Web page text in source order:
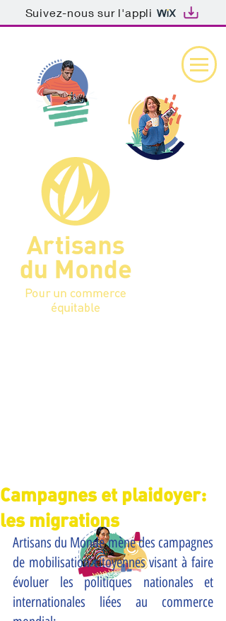
Suivez-nous sur l'appli
Campagnes et plaidoyer:
les migrations
Artisans du Monde mène des campagnes
de mobilisation citoyennes visant à faire
évoluer les politiques nationales et
internationales liées au commerce